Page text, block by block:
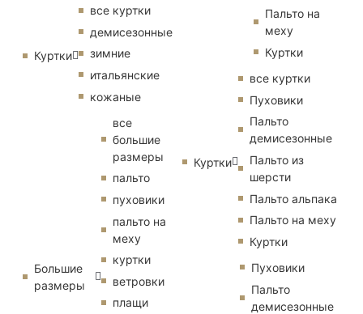
Куртки
все куртки
демисезонные
зимние
итальянские
кожаные
Большие
размеры
все
большие
размеры
пальто
пуховики
пальто на
меху
куртки
ветровки
плащи
Пальто на
меху
Куртки
Куртки
все куртки
Пуховики
Пальто
демисезонные
Пальто из
шерсти
Пальто альпака
Пальто на меху
Куртки
Пуховики
Пальто
демисезонные